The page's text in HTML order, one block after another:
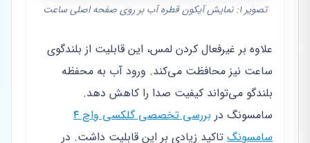
تصویر ۱: نمایش آیکون قطره آب بر روی صفحه اصلی ساعت
علاوه بر غیرفعال کردن لمس، این قابلیت از بلندگوی
ساعت نیز محافظت می‌کند. ورود آب به محفظه
بلندگو می‌تواند کیفیت صدا را کاهش دهد.
سامسونگ در
بررسی تخصصی گلکسی واچ ۴
سامسونگ تاکید زیادی بر این قابلیت داشت. در